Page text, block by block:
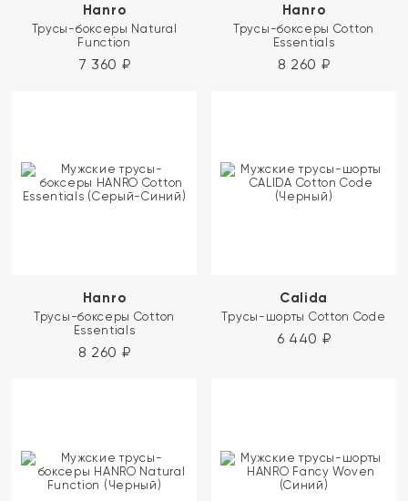
Hanro
Трусы-боксеры Natural
Function
7 360 ₽
Hanro
Трусы-боксеры Cotton
Essentials
8 260 ₽
Hanro
Трусы-боксеры Cotton
Essentials
8 260 ₽
Calida
Трусы-шорты Cotton Code
6 440 ₽